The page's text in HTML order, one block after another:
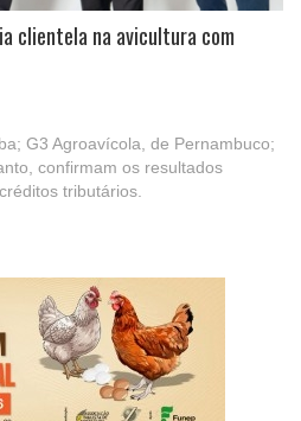
clientela na avicultura com
G3 Agroavícola, de Pernambuco;
confirmam os resultados
tributários.